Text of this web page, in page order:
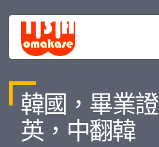
韓國，畢業
英，中翻韓